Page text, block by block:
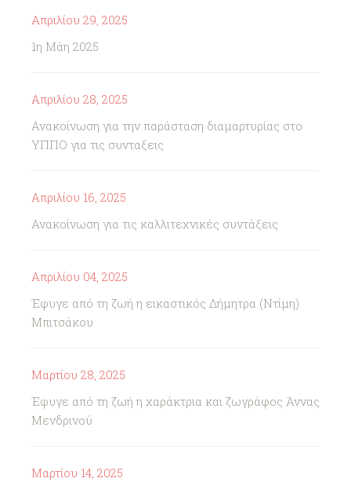
Απριλίου 29, 2025
1η Μάη 2025
Απριλίου 28, 2025
Ανακοίνωση για την παράσταση διαμαρτυρίας στο
ΥΠΠΟ για τις συνταξεις
Απριλίου 16, 2025
Ανακοίνωση για τις καλλιτεχνικές συντάξεις
Απριλίου 04, 2025
Έφυγε από τη ζωή η εικαστικός Δήμητρα (Ντίμη)
Μπιτσάκου
Μαρτίου 28, 2025
Έφυγε από τη ζωή η χαράκτρια και ζωγράφος Άννας
Μενδρινού
Μαρτίου 14, 2025